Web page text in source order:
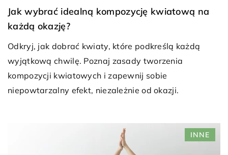
Jak wybrać idealną kompozycję kwiatową na
każdą okazję?
Odkryj, jak dobrać kwiaty, które podkreślą każdą
wyjątkową chwilę. Poznaj zasady tworzenia
kompozycji kwiatowych i zapewnij sobie
niepowtarzalny efekt, niezależnie od okazji.
INNE